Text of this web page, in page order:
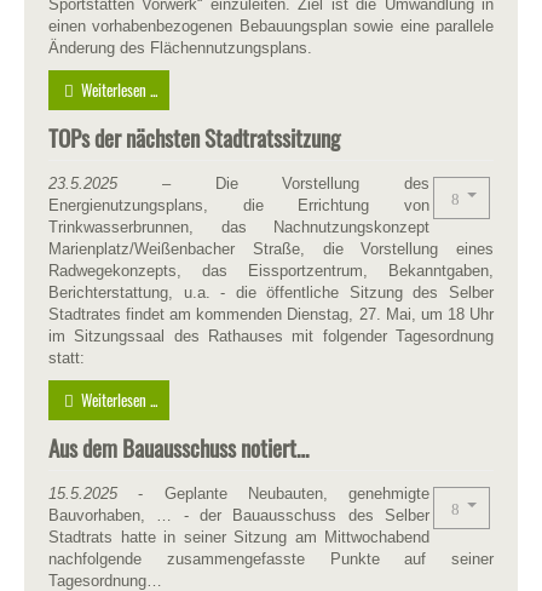
Sportstätten Vorwerk“ einzuleiten. Ziel ist die Umwandlung in
einen vorhabenbezogenen Bebauungsplan sowie eine parallele
Änderung des Flächennutzungsplans.
Weiterlesen ...
TOPs der nächsten Stadtratssitzung
23.5.2025 – Die Vorstellung des
Energienutzungsplans, die Errichtung von
Trinkwasserbrunnen, das Nachnutzungskonzept
Marienplatz/Weißenbacher Straße, die Vorstellung eines
Radwegekonzepts, das Eissportzentrum, Bekanntgaben,
Berichterstattung, u.a. - die öffentliche Sitzung des Selber
Stadtrates findet am kommenden Dienstag, 27. Mai, um 18 Uhr
im Sitzungssaal des Rathauses mit folgender Tagesordnung
statt:
Weiterlesen ...
Aus dem Bauausschuss notiert…
15.5.2025 - Geplante Neubauten, genehmigte
Bauvorhaben, … - der Bauausschuss des Selber
Stadtrats hatte in seiner Sitzung am Mittwochabend
nachfolgende zusammengefasste Punkte auf seiner
Tagesordnung…